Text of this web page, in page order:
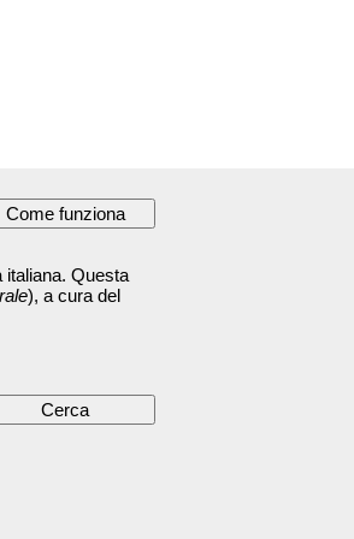
italiana. Questa
), a cura del